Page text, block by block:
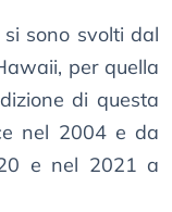
si sono svolti dal
per quella
di questa
nel 2004 e da
e nel 2021 a